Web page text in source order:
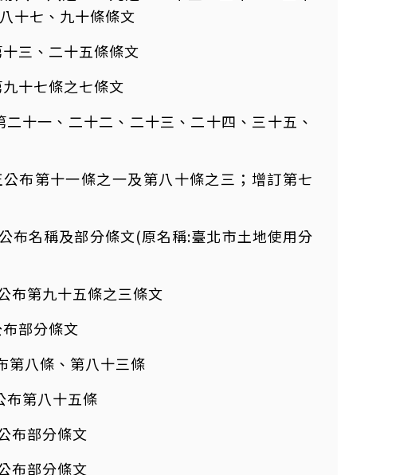
十七、九十條條文
三、二十五條條文
十七條之七條文
十一、二十二、二十三、二十四、三十五、
布第十一條之一及第八十條之三；增訂第七
布名稱及部分條文(原名稱:臺北市土地使用分
布第九十五條之三條文
部分條文
第八條、第八十三條
布第八十五條
布部分條文
布部分條文